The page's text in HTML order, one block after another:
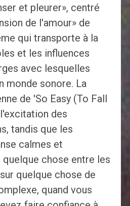
et pleurer», centré
de l'amour» de
qui transporte à la
et les influences
avec lesquelles
monde sonore. La
de 'So Easy (To Fall
des
tandis que les
calmes et
chose entre les
quelque chose de
quand vous